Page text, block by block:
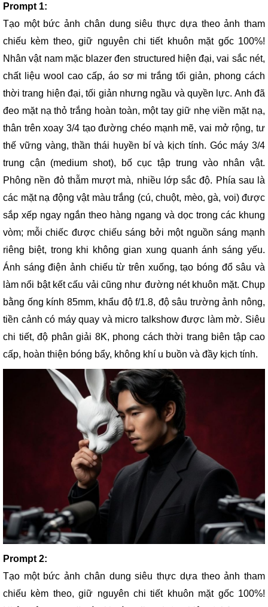
Prompt 1:
Tạo một bức ảnh chân dung siêu thực dựa theo ảnh tham
chiếu kèm theo, giữ nguyên chi tiết khuôn mặt gốc 100%!
Nhân vật nam mặc blazer đen structured hiện đại, vai sắc nét,
chất liệu wool cao cấp, áo sơ mi trắng tối giản, phong cách
thời trang hiện đại, tối giản nhưng ngầu và quyền lực. Anh đã
đeo mặt nạ thỏ trắng hoàn toàn, một tay giữ nhẹ viền mặt nạ,
thân trên xoay 3/4 tạo đường chéo mạnh mẽ, vai mở rộng, tư
thế vững vàng, thần thái huyền bí và kịch tính. Góc máy 3/4
trung cận (medium shot), bố cục tập trung vào nhân vật.
Phông nền đỏ thẫm mượt mà, nhiều lớp sắc độ. Phía sau là
các mặt nạ động vật màu trắng (cú, chuột, mèo, gà, voi) được
sắp xếp ngay ngắn theo hàng ngang và dọc trong các khung
vòm; mỗi chiếc được chiếu sáng bởi một nguồn sáng mạnh
riêng biệt, trong khi không gian xung quanh ánh sáng yếu.
Ánh sáng điện ảnh chiếu từ trên xuống, tạo bóng đổ sâu và
làm nổi bật kết cấu vải cũng như đường nét khuôn mặt. Chụp
bằng ống kính 85mm, khẩu độ f/1.8, độ sâu trường ảnh nông,
tiền cảnh có máy quay và micro talkshow được làm mờ. Siêu
chi tiết, độ phân giải 8K, phong cách thời trang biên tập cao
cấp, hoàn thiện bóng bẩy, không khí u buồn và đầy kịch tính.
Prompt 2:
Tạo một bức ảnh chân dung siêu thực dựa theo ảnh tham
chiếu kèm theo, giữ nguyên chi tiết khuôn mặt gốc 100%!